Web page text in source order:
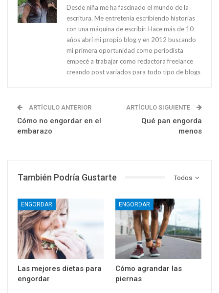
Desde niña me ha fascinado el mundo de la
escritura. Me entretenía escribiendo historias
con una máquina de escribir. Hace más de 10
años abrí mi propio blog y en 2012 buscando
mi primera oportunidad como periodista
empecé a trabajar como redactora freelance
creando post variados para todo tipo de blogs
ARTÍCULO ANTERIOR
Cómo no engordar en el
embarazo
ARTÍCULO SIGUIENTE
Qué pan engorda
menos
Todos
También Podría Gustarte
ENGORDAR
Las mejores dietas para
engordar
ENGORDAR
Cómo agrandar las
piernas